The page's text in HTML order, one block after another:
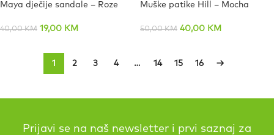
Maya dječije sandale – Roze
40,00KM 19,00 KM
Muške patike Hill – Mocha
50,00KM 40,00 KM
1 2 3 4 … 14 15 16 →
Prijavi se na naš newsletter i prvi saznaj za